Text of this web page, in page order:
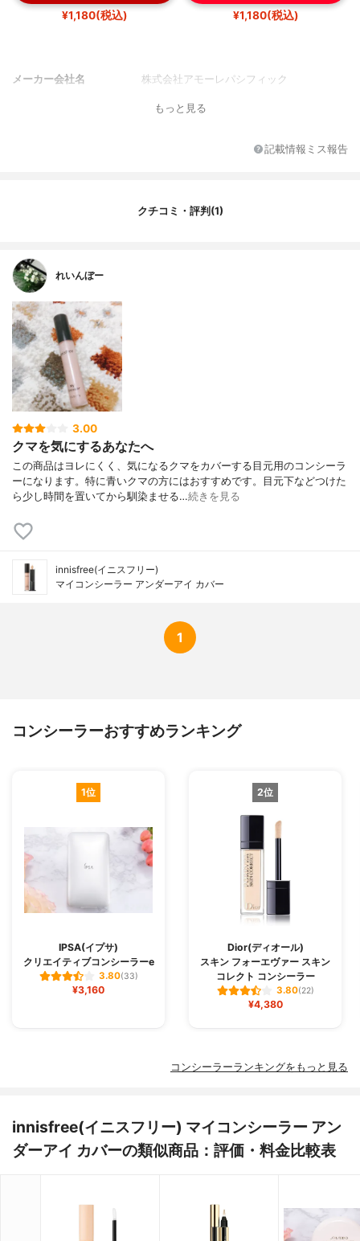
¥1,180(税込) ¥1,180(税込)
メーカー会社名 株式会社アモーレパシフィック
もっと見る
記載情報ミス報告
クチコミ・評判(1)
れいんぼー
3.00
クマを気にするあなたへ
この商品はヨレにくく、気になるクマをカバーする目元用のコンシーラ
ーになります。特に青いクマの方にはおすすめです。目元下などつけた
ら少し時間を置いてから馴染ませる…続きを見る
innisfree(イニスフリー)
マイコンシーラー アンダーアイ カバー
1
コンシーラーおすすめランキング
1位
IPSA(イプサ)
クリエイティブコンシーラーe
3.80(33)
¥3,160
2位
Dior(ディオール)
スキン フォーエヴァー スキン
コレクト コンシーラー
3.80(22)
¥4,380
コンシーラーランキングをもっと見る
innisfree(イニスフリー) マイコンシーラー アン
ダーアイ カバーの類似商品：評価・料金比較表